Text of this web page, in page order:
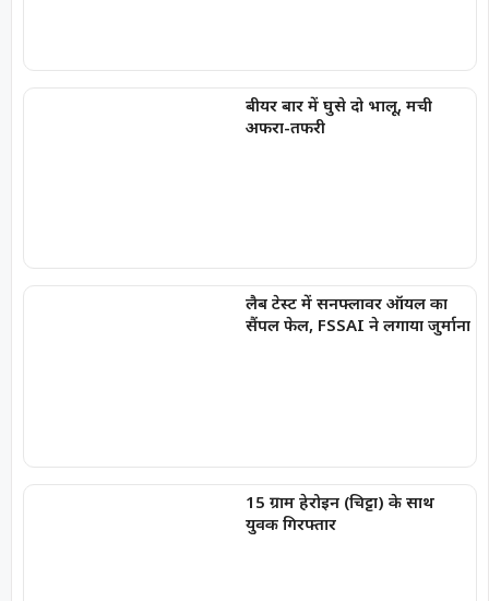
बीयर बार में घुसे दो भालू, मची
अफरा-तफरी
लैब टेस्ट में सनफ्लावर ऑयल का
सैंपल फेल, FSSAI ने लगाया जुर्माना
15 ग्राम हेरोइन (चिट्टा) के साथ
युवक गिरफ्तार